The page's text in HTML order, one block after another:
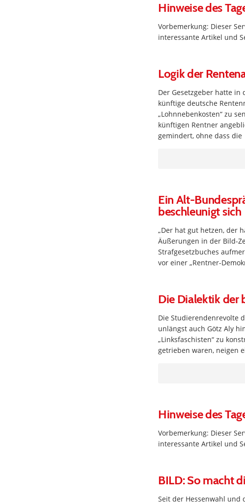
Hinweise des
Vorbemerkung: Dieser
interessante Artikel und
Logik der
Der Gesetzgeber hatte in
künftige deutsche
„Lohnnebenkosten“ zu
künftigen Rentner
gemindert, ohne dass die
Ein Alt-
beschleunigt sich
„Der hat gut hetzen, der
Äußerungen in der Bild-
Strafgesetzbuches
vor einer „Rentner-
Die Dialektik der
Die Studierendenrevolte
unlängst auch Götz Aly
„Linksfaschisten“ zu
getrieben waren, neigen
Hinweise des
Vorbemerkung: Dieser
interessante Artikel und
BILD: So macht
Seit der Hessenwahl und